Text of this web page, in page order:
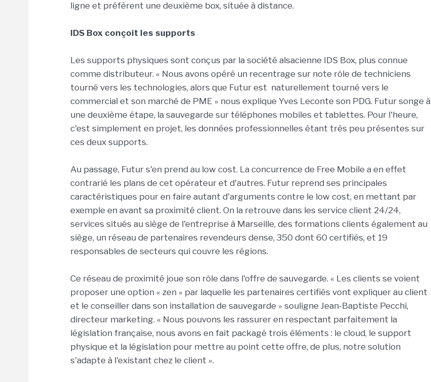
ligne et préfèrent une deuxième box, située à distance.
IDS Box conçoit les supports
Les supports physiques sont conçus par la société alsacienne IDS Box, plus connue
comme distributeur. « Nous avons opéré un recentrage sur note rôle de techniciens
tourné vers les technologies, alors que Futur est naturellement tourné vers le
commercial et son marché de PME » nous explique Yves Leconte son PDG. Futur songe à
une deuxième étape, la sauvegarde sur téléphones mobiles et tablettes. Pour l'heure,
c'est simplement en projet, les données professionnelles étant très peu présentes sur
ces deux supports.
Au passage, Futur s'en prend au low cost. La concurrence de Free Mobile a en effet
contrarié les plans de cet opérateur et d'autres. Futur reprend ses principales
caractéristiques pour en faire autant d'arguments contre le low cost, en mettant par
exemple en avant sa proximité client. On la retrouve dans les service client 24/24,
services situés au siège de l'entreprise à Marseille, des formations clients également au
siège, un réseau de partenaires revendeurs dense, 350 dont 60 certifiés, et 19
responsables de secteurs qui couvre les régions.
Ce réseau de proximité joue son rôle dans l'offre de sauvegarde. « Les clients se voient
proposer une option « zen » par laquelle les partenaires certifiés vont expliquer au client
et le conseiller dans son installation de sauvegarde » souligne Jean-Baptiste Pecchi,
directeur marketing. « Nous pouvons les rassurer en respectant parfaitement la
législation française, nous avons en fait packagé trois éléments : le cloud, le support
physique et la législation pour mettre au point cette offre, de plus, notre solution
s'adapte à l'existant chez le client ».